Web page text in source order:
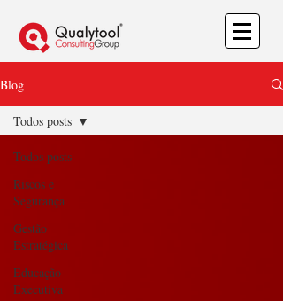
Blog
Todos posts
Riscos e
Segurança
Gestão
Estratégica
Educação
Executiva
Todos posts